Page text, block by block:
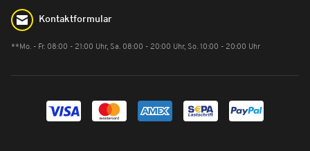
Kontaktformular
**Mo. - Fr. 08:00 - 21:00 Uhr, Sa. 08:00 - 20:00 Uhr, So. 10:00 - 20:00 Uhr